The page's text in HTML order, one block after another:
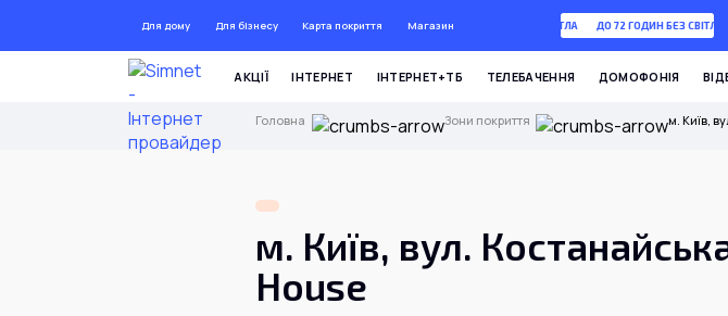
Для дому Для бізнесу Карта покриття МагазинДО 72 ГОДИН БЕЗ СВІТЛА ДО 72 ГОДИН БЕЗ СВІТЛА
АКЦІЇ ІНТЕРНЕТ ІНТЕРНЕТ+ТБ ТЕЛЕБАЧЕННЯ ДОМОФОНІЯ
Головна Зони покриття м. Київ,
м. Київ, вул.
House